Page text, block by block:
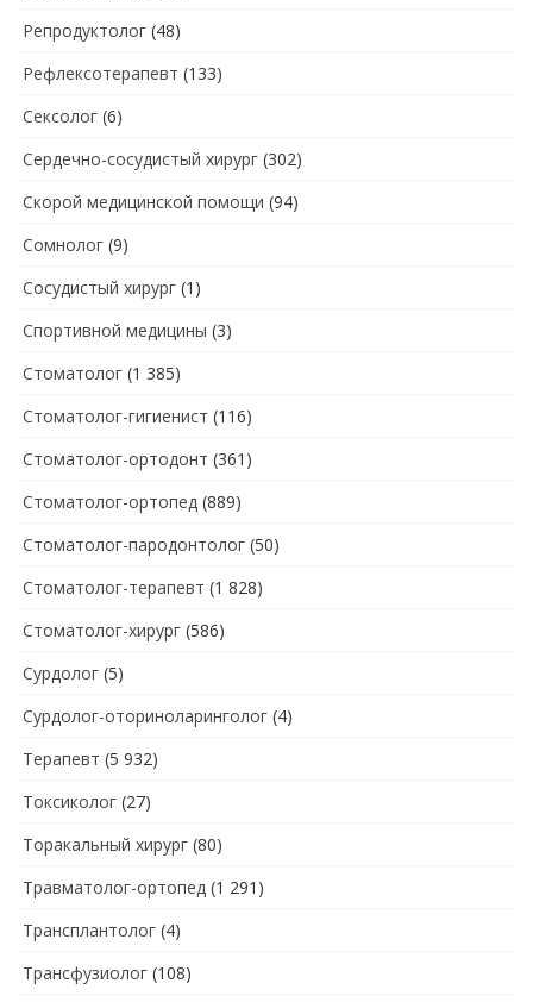
Репродуктолог (48)
Рефлексотерапевт (133)
Сексолог (6)
Сердечно-сосудистый хирург (302)
Скорой медицинской помощи (94)
Сомнолог (9)
Сосудистый хирург (1)
Спортивной медицины (3)
Стоматолог (1 385)
Стоматолог-гигиенист (116)
Стоматолог-ортодонт (361)
Стоматолог-ортопед (889)
Стоматолог-пародонтолог (50)
Стоматолог-терапевт (1 828)
Стоматолог-хирург (586)
Сурдолог (5)
Сурдолог-оториноларинголог (4)
Терапевт (5 932)
Токсиколог (27)
Торакальный хирург (80)
Травматолог-ортопед (1 291)
Трансплантолог (4)
Трансфузиолог (108)